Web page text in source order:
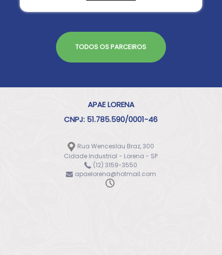
TODOS OS PARCEIROS
APAE LORENA
CNPJ: 51.785.590/0001-46
Rua Wenceslau Braz, 300
Cidade Industrial - Lorena - SP
(12) 3159-3550
apaelorena@hotmail.com